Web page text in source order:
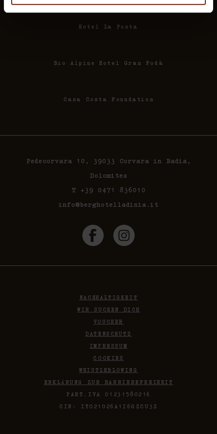
Hotel La Posta
Bio Alpine Hotel Gran Fodà
Casa Costa Foundation
Pedecorvara 10, 39033 Corvara in Badia,
Dolomites
T +39 0471 836010
info@berghotelladinia.it
NACHHALTIGKEIT
WIR SUCHEN DICH
VOUCHER
DATENSCHUTZ
IMPRESSUM
COOKIES
WHISTLEBLOWING
ERKLÄRUNG ZUR BARRIEREFREIHEIT
PART.IVA 01231580216
CIN: IT021026A1I6GZCU3Z